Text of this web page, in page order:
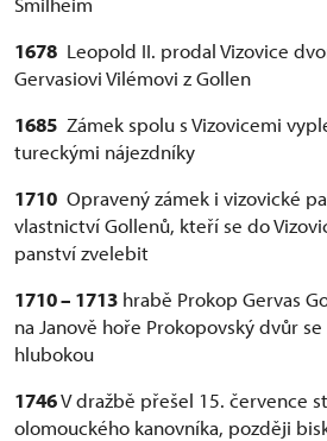
1678 Leopold II. prodal Vizovice
Gervasiovi Vilémovi z Gollen
1685 Zámek spolu s Vizovicemi
tureckými nájezdníky
1710 Opravený zámek i vizovické
vlastnictví Gollenů, kteří se do
panství zvelebit
1710 – 1713 hrabě Prokop Gervas
na Janově hoře Prokopovský dvůr
hlubokou
1746V dražbě přešel 15. července
olomouckého kanovníka, později